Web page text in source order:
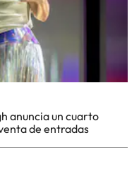
anuncia un cuarto
de entradas